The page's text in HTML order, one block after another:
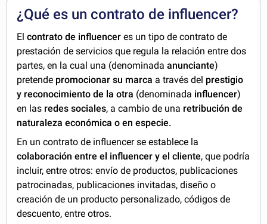
¿Qué es un contrato de influencer?
Elcontrato de influencer es un tipo de contrato de
prestación de servicios que regula la relación entre dos
partes, en la cual una (denominadaanunciante)
pretende promocionar su marca a través del prestigio
y reconocimiento de la otra (denominada influencer)
en las redes sociales, a cambio de una retribución de
naturaleza económica o en especie.
En un contrato de influencer se establece la
colaboración entre el influencer y el cliente, que podría
incluir, entre otros: envío de productos, publicaciones
patrocinadas, publicaciones invitadas, diseño o
creación de un producto personalizado, códigos de
descuento, entre otros.